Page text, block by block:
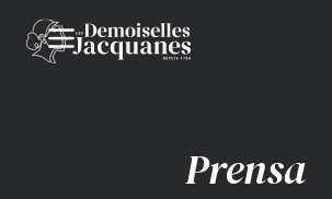
Prensa